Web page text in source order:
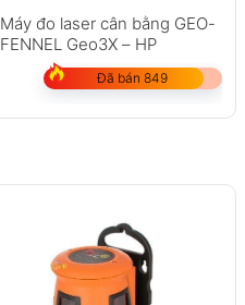
Máy đo laser cân bằng GEO-
FENNEL Geo3X – HP
Đã bán 849